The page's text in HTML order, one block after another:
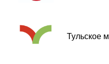
Тульское